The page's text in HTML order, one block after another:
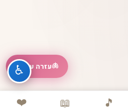
🫁עזרה עכשיו
🎵
📖
❤️
♿